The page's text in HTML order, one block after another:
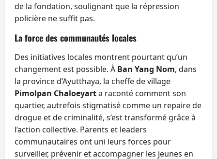
de la fondation, soulignant que la répression
policière ne suffit pas.
La force des communautés locales
Des initiatives locales montrent pourtant qu’un
changement est possible. À Ban Yang Nom, dans
la province d’Ayutthaya, la cheffe de village
Pimolpan Chaloeyarta raconté comment son
quartier, autrefois stigmatisé comme un repaire de
drogue et de criminalité, s’est transformé grâce à
l’action collective. Parents et leaders
communautaires ont uni leurs forces pour
surveiller, prévenir et accompagner les jeunes en